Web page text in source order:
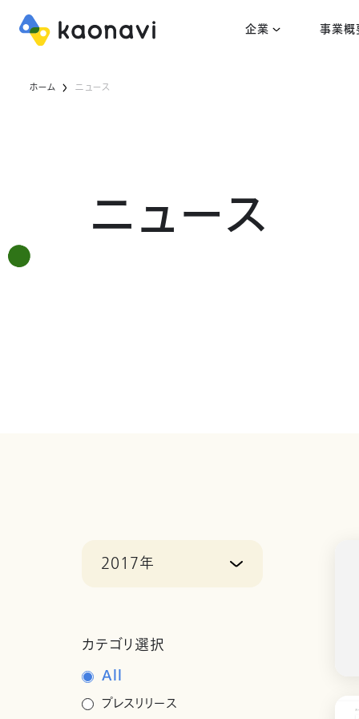
企業 事業概
ホーム ニュース
ニュース
2017年
カテゴリ選択
All
プレスリリース